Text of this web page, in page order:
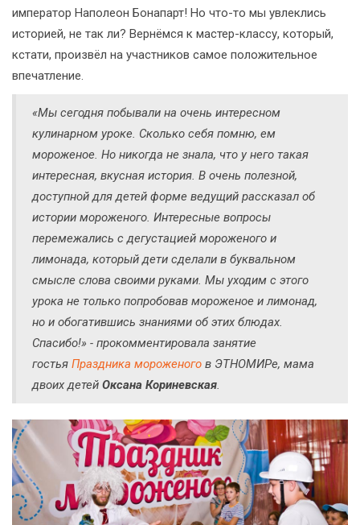
император Наполеон Бонапарт! Но что-то мы увлеклись
историей, не так ли? Вернёмся к мастер-классу, который,
кстати, произвёл на участников самое положительное
впечатление.
«Мы сегодня побывали на очень интересном
кулинарном уроке. Сколько себя помню, ем
мороженое. Но никогда не знала, что у него такая
интересная, вкусная история. В очень полезной,
доступной для детей форме ведущий рассказал об
истории мороженого. Интересные вопросы
перемежались с дегустацией мороженого и
лимонада, который дети сделали в буквальном
смысле слова своими руками. Мы уходим с этого
урока не только попробовав мороженое и лимонад,
но и обогатившись знаниями об этих блюдах.
Спасибо!» - прокомментировала занятие
гостья Праздника мороженого в ЭТНОМИРе, мама
двоих детей Оксана Кориневская.